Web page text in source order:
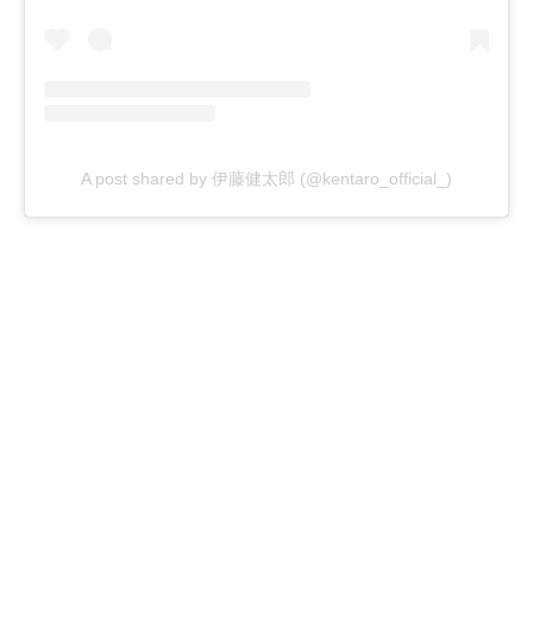
A post shared by 伊藤健太郎 (@kentaro_official_)